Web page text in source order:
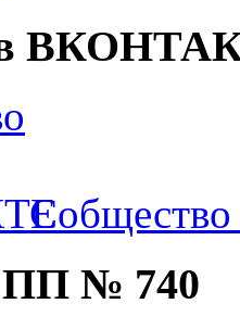
в
ПП № 740